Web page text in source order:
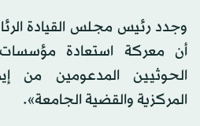
وجدد رئيس مجلس القيادة
أن معركة استعادة مؤسسات
الحوثيين المدعومين من
المركزية والقضية الجامعة».